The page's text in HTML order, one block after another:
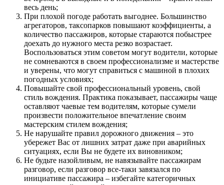
весь день;
При плохой погоде работать выгоднее. Большинство
агрегаторов, таксопарков повышают коэффициенты, а
количество пассажиров, которые стараются побыстрее
доехать до нужного места резко возрастает.
Воспользоваться этим советом могут водители, которые
не сомневаются в своем профессионализме и мастерстве
и уверены, что могут справиться с машиной в плохих
погодных условиях;
Повышайте свой профессиональный уровень, свой
стиль вождения. Практика показывает, пассажиры чаще
оставляют чаевые тем водителям, которые сумели
произвести положительное впечатление своим
мастерским стилем вождения;
Не нарушайте правил дорожного движения – это
убережет Вас от лишних затрат даже при аварийных
ситуациях, если Вы не будете их виновником;
Не будьте назойливым, не навязывайте пассажирам
разговор, если разговор все-таки завязался по
инициативе пассажира – избегайте категоричных